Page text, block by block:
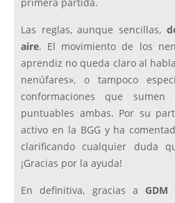
Las reglas, aunque sencillas,
aire. El movimiento de los
aprendiz no queda claro al
nenúfares», o tampoco
conformaciones que
puntuables ambas. Por su
activo en la BGG y ha
clarificando cualquier duda
¡Gracias por la ayuda!
En definitiva, gracias a GDM